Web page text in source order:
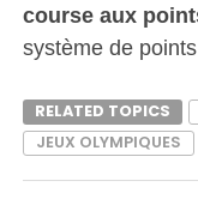
course aux
système de
RELATED TOPICS
JEUX OLYMPIQUES